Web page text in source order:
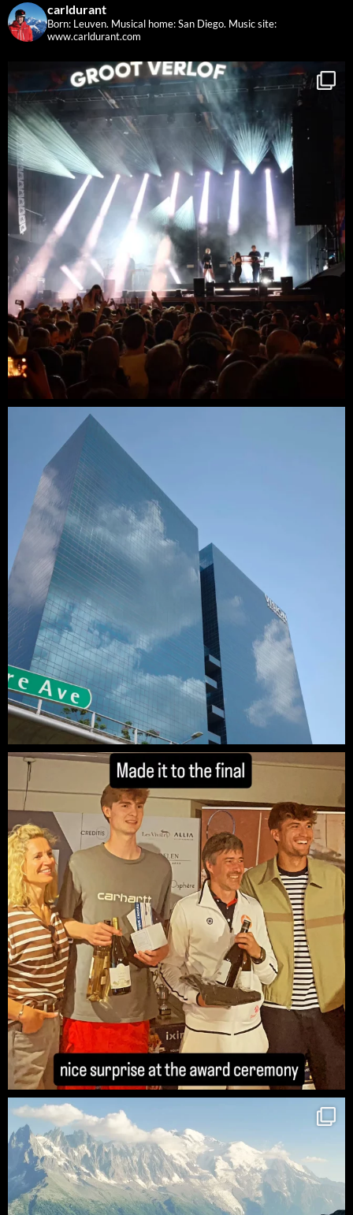
carldurant
Born: Leuven. Musical home: San Diego. Music site:
www.carldurant.com